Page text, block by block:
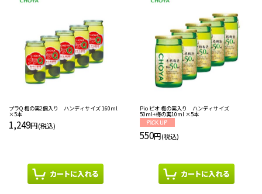
プラQ 梅の実2個入り ハンディサイズ 160ml
×5本
1,249円(税込)
Pio ピオ 梅の実入り ハンディサイズ
50ml+梅の実10ml ×5本
550円(税込)